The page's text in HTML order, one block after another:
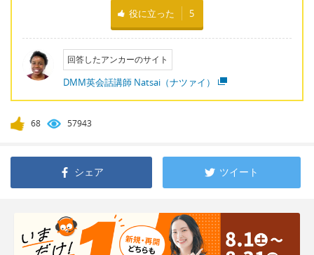
役に立った 5
回答したアンカーのサイト
DMM英会話講師 Natsai（ナツァイ）
68 57943
シェア ツイート